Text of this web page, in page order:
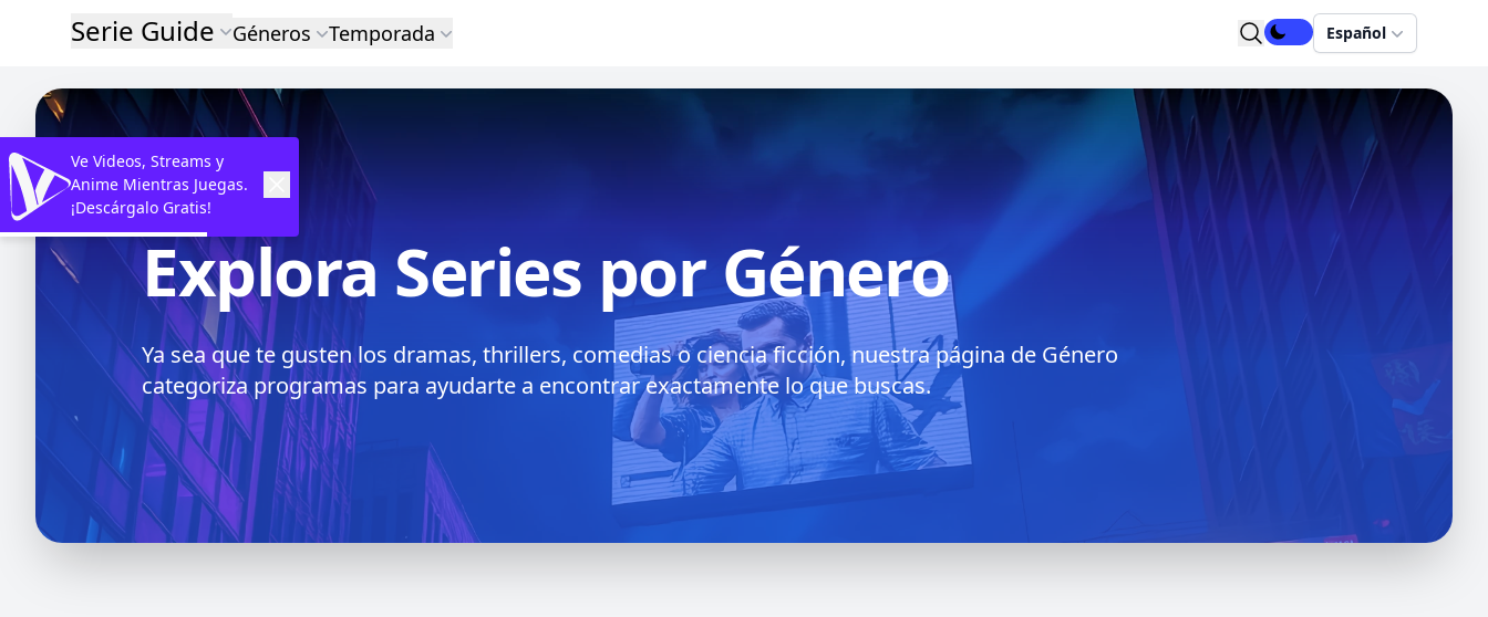
Serie Guide Géneros Temporada Español
Explora Series por Género
Ya sea que te gusten los dramas, thrillers, comedias o ciencia ficción, nuestra página de Género
categoriza programas para ayudarte a encontrar exactamente lo que buscas.
Ve Videos, Streams y
Anime Mientras Juegas.
¡Descárgalo Gratis!